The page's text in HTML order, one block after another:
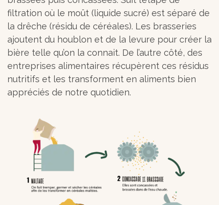
filtration où le moût (liquide sucré) est séparé de
la drêche (résidu de céréales). Les brasseries
ajoutent du houblon et de la levure pour créer la
bière telle qu’on la connait. De l’autre côté, des
entreprises alimentaires récupèrent ces résidus
nutritifs et les transforment en aliments bien
appréciés de notre quotidien.